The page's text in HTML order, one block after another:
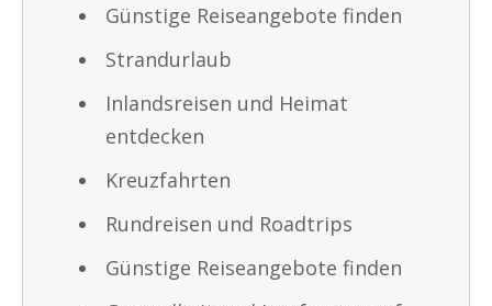
Günstige Reiseangebote finden
Strandurlaub
Inlandsreisen und Heimat
entdecken
Kreuzfahrten
Rundreisen und Roadtrips
Günstige Reiseangebote finden